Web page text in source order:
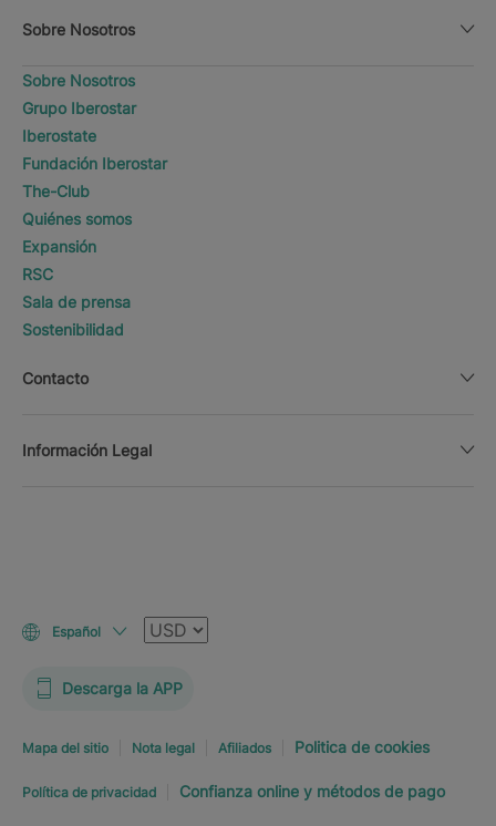
Sobre Nosotros
Sobre Nosotros
Grupo Iberostar
Iberostate
Fundación Iberostar
The-Club
Quiénes somos
Expansión
RSC
Sala de prensa
Sostenibilidad
Contacto
Información Legal
Español Moneda
Descarga la APP
Mapa del sitio Nota legal Afiliados Politica de cookies
Política de privacidad Confianza online y métodos de pago